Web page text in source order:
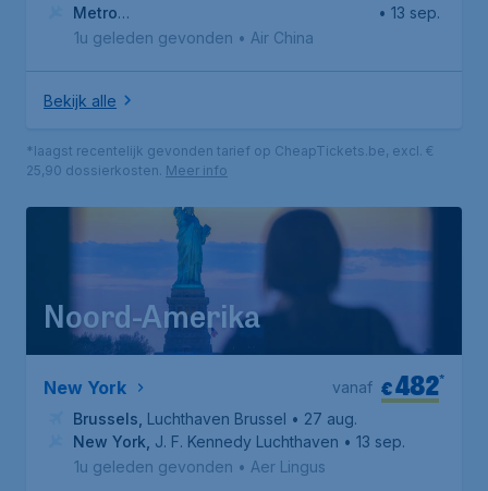
Metro
Manila, Ninoy Aquino International Airport
• 13 sep.
1u geleden gevonden • Air China
Bekijk alle
*laagst recentelijk gevonden tarief op CheapTickets.be, excl. €
25,90 dossierkosten. Meer info
Noord-Amerika
New York €482*
vanaf
Brussels Luchthaven Brussel • 27 aug.
New York J. F. Kennedy Luchthaven • 13 sep.
1u geleden gevonden • Aer Lingus